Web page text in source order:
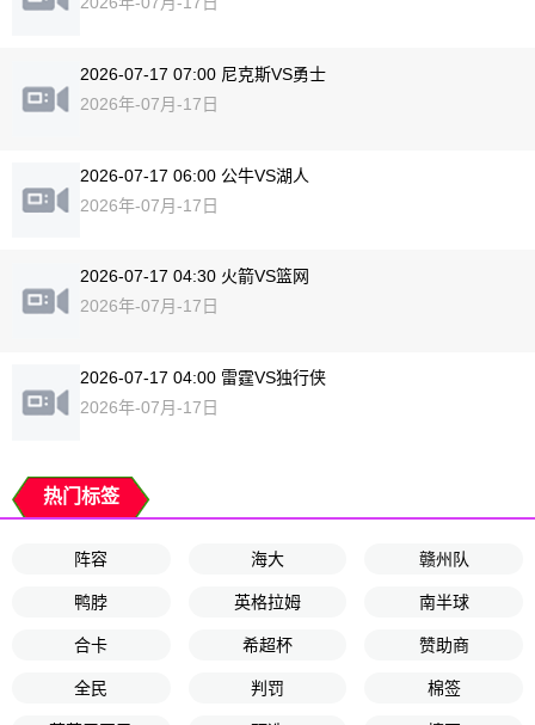
2026-07-17 07:00 尼克斯VS勇士
2026年-07月-17日
2026-07-17 06:00 公牛VS湖人
2026年-07月-17日
2026-07-17 04:30 火箭VS篮网
2026年-07月-17日
2026-07-17 04:00 雷霆VS独行侠
2026年-07月-17日
热门标签
阵容 海大 赣州队
鸭脖 英格拉姆 南半球
合卡 希超杯 赞助商
全民 判罚 棉签